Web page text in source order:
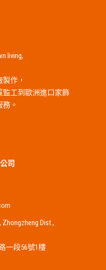
living,
作，
監工到歐洲進口家飾
。
司
Zhongzheng Dist.,
一段56號1樓